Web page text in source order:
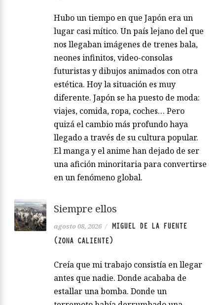
Hubo un tiempo en que Japón era un
lugar casi mítico. Un país lejano del que
nos llegaban imágenes de trenes bala,
neones infinitos, video-consolas
futuristas y dibujos animados con otra
estética. Hoy la situación es muy
diferente. Japón se ha puesto de moda:
viajes, comida, ropa, coches… Pero
quizá el cambio más profundo haya
llegado a través de su cultura popular.
El manga y el anime han dejado de ser
una afición minoritaria para convertirse
en un fenómeno global.
Siempre ellos
agosto 08, 2026 / MIGUEL DE LA FUENTE
(ZONA CALIENTE)
Creía que mi trabajo consistía en llegar
antes que nadie. Donde acababa de
estallar una bomba. Donde un